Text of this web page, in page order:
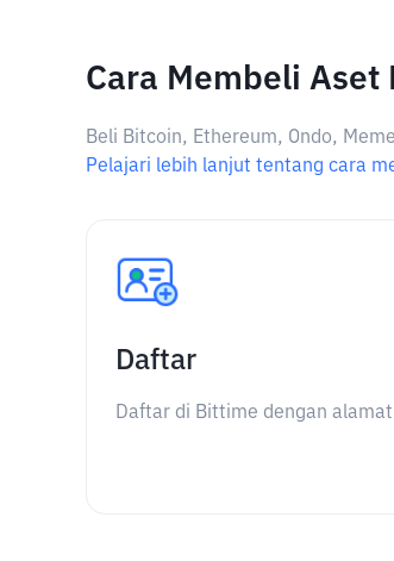
Cara Membeli Aset
Beli Bitcoin, Ethereum, Ondo,
Pelajari lebih lanjut tentang cara
Daftar
Daftar di Bittime dengan